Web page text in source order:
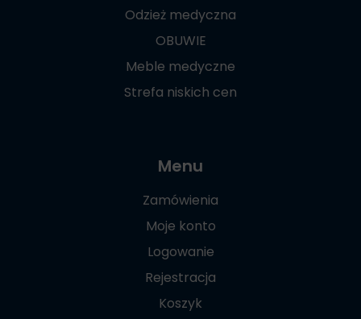
Odzież medyczna
OBUWIE
Meble medyczne
Strefa niskich cen
Menu
Zamówienia
Moje konto
Logowanie
Rejestracja
Koszyk